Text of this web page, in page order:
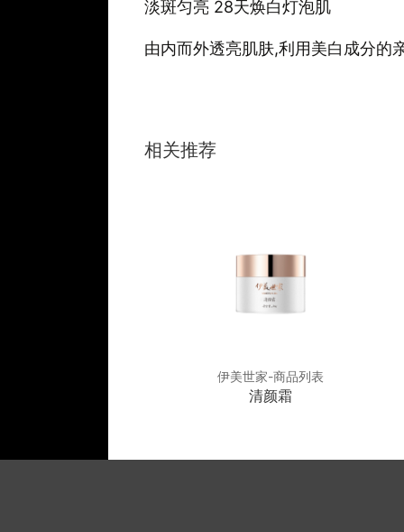
淡斑匀亮 28天焕白灯泡肌
由内而外透亮肌肤,利用美白成分的
相关推荐
伊美世家-商品列表
清颜霜